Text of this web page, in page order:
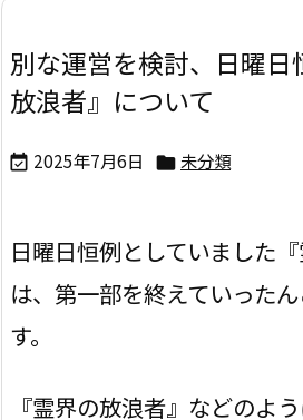
別な運営を検討、日曜日
放浪者』について
 2025年7月6日  未分類
日曜日恒例としていました『
は、第一部を終えていった
す。
『霊界の放浪者』などのよ